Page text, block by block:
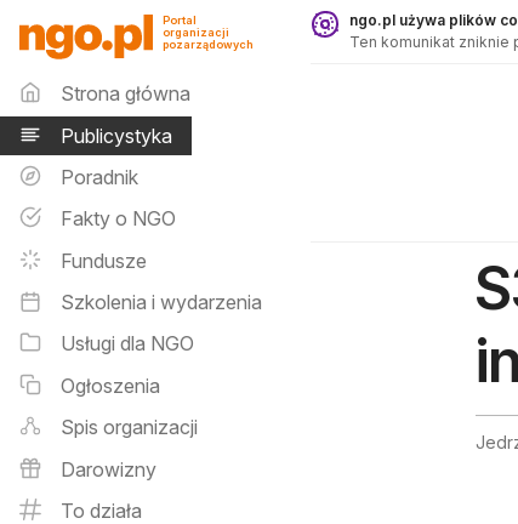
Publicystyka - ngo.pl
Portal
organizacji
pozarządowych
Menu główne
Strona główna
Publicystyka
Poradnik
Fakty o NGO
Fundusze
Szkolenia i wydarzenia
Usługi dla NGO
Ogłoszenia
Spis organizacji
Darowizny
To działa
ngo.pl używa plików
Ten komunikat zniknie